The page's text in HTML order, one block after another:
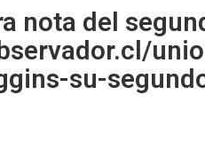
nota del
su-